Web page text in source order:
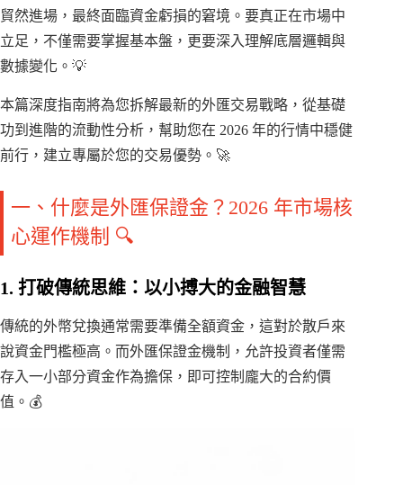
貿然進場，最終面臨資金虧損的窘境。要真正在市場中
立足，不僅需要掌握基本盤，更要深入理解底層邏輯與
數據變化。💡
本篇深度指南將為您拆解最新的外匯交易戰略，從基礎
功到進階的流動性分析，幫助您在 2026 年的行情中穩健
前行，建立專屬於您的交易優勢。🚀
一、什麼是外匯保證金？2026 年市場核
心運作機制 🔍
1. 打破傳統思維：以小搏大的金融智慧
傳統的外幣兌換通常需要準備全額資金，這對於散戶來
說資金門檻極高。而外匯保證金機制，允許投資者僅需
存入一小部分資金作為擔保，即可控制龐大的合約價
值。💰